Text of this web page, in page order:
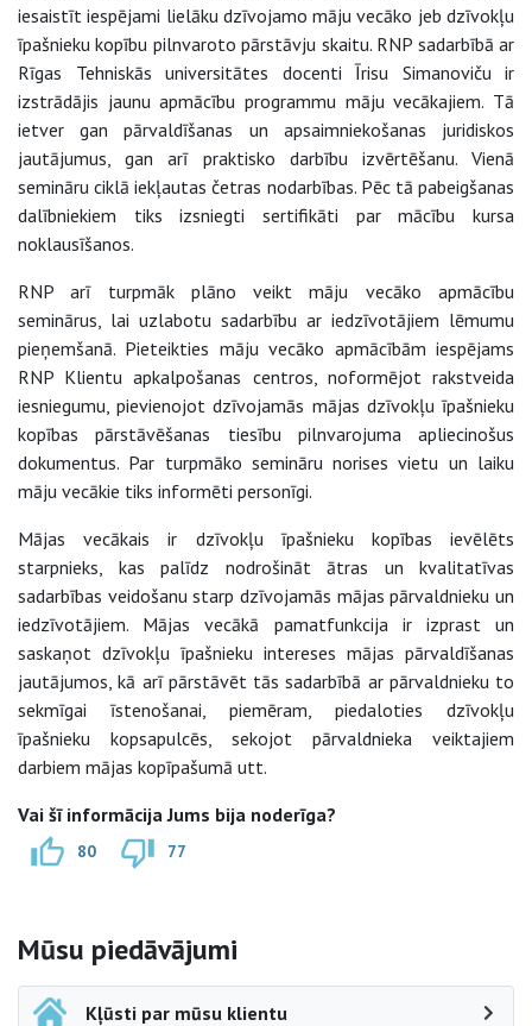
iesaistīt iespējami lielāku dzīvojamo māju vecāko jeb dzīvokļu
īpašnieku kopību pilnvaroto pārstāvju skaitu. RNP sadarbībā ar
Rīgas Tehniskās universitātes docenti Īrisu Simanoviču ir
izstrādājis jaunu apmācību programmu māju vecākajiem. Tā
ietver gan pārvaldīšanas un apsaimniekošanas juridiskos
jautājumus, gan arī praktisko darbību izvērtēšanu. Vienā
semināru ciklā iekļautas četras nodarbības. Pēc tā pabeigšanas
dalībniekiem tiks izsniegti sertifikāti par mācību kursa
noklausīšanos.
RNP arī turpmāk plāno veikt māju vecāko apmācību
seminārus, lai uzlabotu sadarbību ar iedzīvotājiem lēmumu
pieņemšanā. Pieteikties māju vecāko apmācībām iespējams
RNP Klientu apkalpošanas centros, noformējot rakstveida
iesniegumu, pievienojot dzīvojamās mājas dzīvokļu īpašnieku
kopības pārstāvēšanas tiesību pilnvarojuma apliecinošus
dokumentus. Par turpmāko semināru norises vietu un laiku
māju vecākie tiks informēti personīgi.
Mājas vecākais ir dzīvokļu īpašnieku kopības ievēlēts
starpnieks, kas palīdz nodrošināt ātras un kvalitatīvas
sadarbības veidošanu starp dzīvojamās mājas pārvaldnieku un
iedzīvotājiem. Mājas vecākā pamatfunkcija ir izprast un
saskaņot dzīvokļu īpašnieku intereses mājas pārvaldīšanas
jautājumos, kā arī pārstāvēt tās sadarbībā ar pārvaldnieku to
sekmīgai īstenošanai, piemēram, piedaloties dzīvokļu
īpašnieku kopsapulcēs, sekojot pārvaldnieka veiktajiem
darbiem mājas kopīpašumā utt.
Vai šī informācija Jums bija noderīga?
80 77
Sāna navigācija
Mūsu piedāvājumi
Kļūsti par mūsu klientu